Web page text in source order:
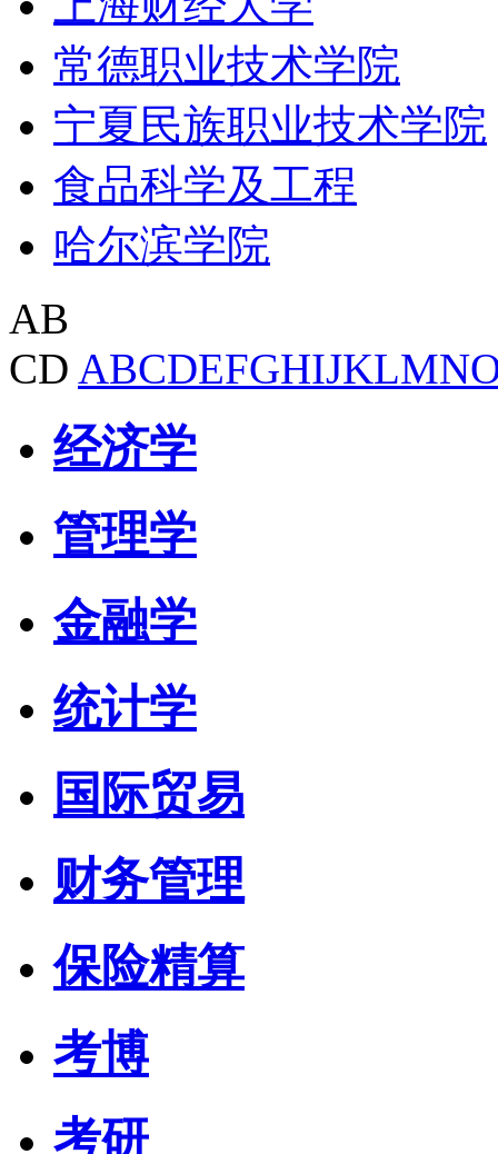
常德职业技术学院
宁夏民族职业技术学院
食品科学及工程
哈尔滨学院
AB
CD ABCDEFGHIJKLMN
经济学
管理学
金融学
统计学
国际贸易
财务管理
保险精算
考博
考研